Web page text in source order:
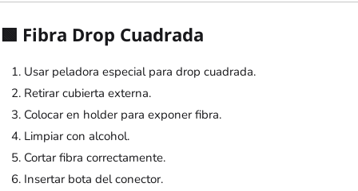
🟩 Fibra Drop Cuadrada
Usar peladora especial para drop cuadrada.
Retirar cubierta externa.
Colocar en holder para exponer fibra.
Limpiar con alcohol.
Cortar fibra correctamente.
Insertar bota del conector.